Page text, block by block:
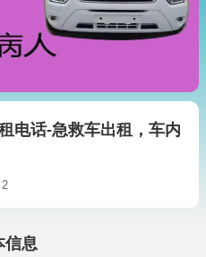
电话-急救车出租，车内
信息